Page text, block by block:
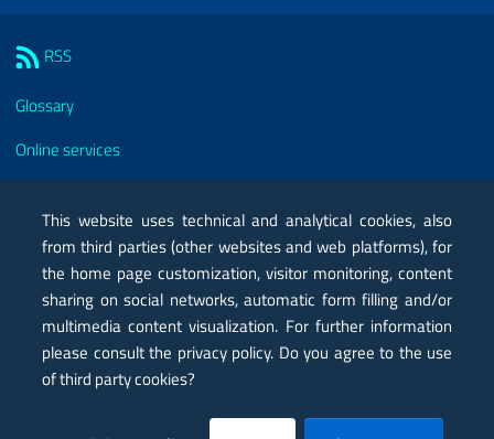
RSS
Glossary
Online services
Certified mail PEC
Privacy
Legal notes
Contacts
This website uses technical and analytical cookies, also
from third parties (other websites and web platforms), for
the home page customization, visitor monitoring, content
sharing on social networks, automatic form filling and/or
multimedia content visualization. For further information
please consult the privacy policy. Do you agree to the use
of third party cookies?